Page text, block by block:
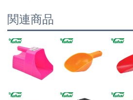
関連商品